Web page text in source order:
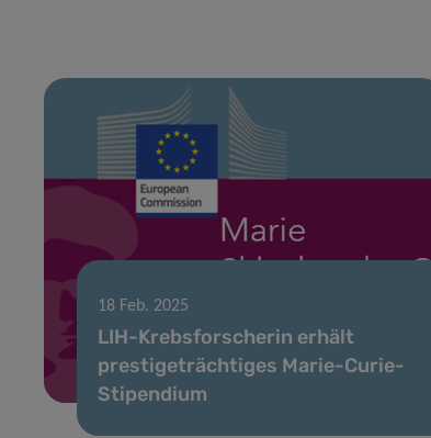
18 Feb. 2025
LIH-Krebsforscherin erhält
prestigeträchtiges Marie-Curie-
Stipendium